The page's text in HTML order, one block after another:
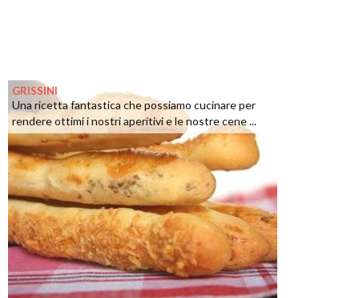
GRISSINI
Una ricetta fantastica che possiamo cucinare per
rendere ottimi i nostri aperitivi e le nostre cene ...